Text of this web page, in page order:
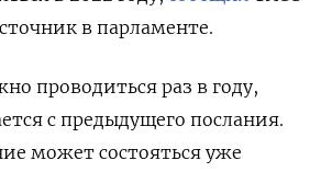
в парламенте.
проводиться раз в году,
с предыдущего послания.
может состояться уже